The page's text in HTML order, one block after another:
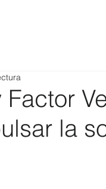
Factor
la